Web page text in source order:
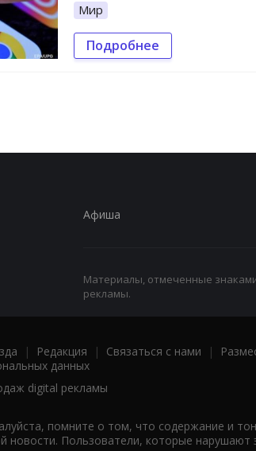
Мир
Подробнее
Афиша
Материалы, отмеченные
рекламы.
| Редакция | Связаться с нами |
данных
digital рекламы
помните о том, что содержание и
Пользователи, которые нарушают